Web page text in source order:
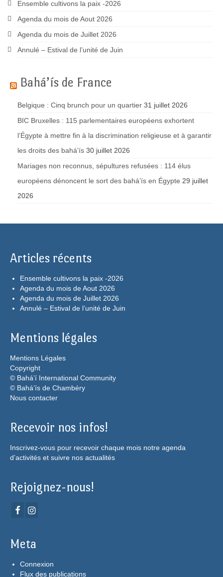
Ensemble cultivons la paix -2026
Agenda du mois de Aout 2026
Agenda du mois de Juillet 2026
Annulé – Estival de l’unité de Juin
Bahá’ís de France
Belgique : Cinq brunch pour un quartier 31 juillet 2026
BIC Bruxelles : 115 parlementaires européens exhortent
l’Égypte à mettre fin à la discrimination religieuse et à garantir
les droits des bahá’ís 30 juillet 2026
Mariages non reconnus, sépultures refusées : 114 élus
européens dénoncent le sort des bahá’ís en Égypte 29 juillet
2026
Articles récents
Ensemble cultivons la paix -2026
Agenda du mois de Aout 2026
Agenda du mois de Juillet 2026
Annulé – Estival de l’unité de Juin
Mentions légales
Mentions Légales
Copyright
© Bahá’í International Community
© Bahá’ís de Chambéry
Nous contacter
Recevoir nos infos!
Inscrivez-vous pour recevoir chaque mois notre agenda
d’activités et suivre nos actualités
Rejoignez-nous!
Meta
Connexion
Flux des publications